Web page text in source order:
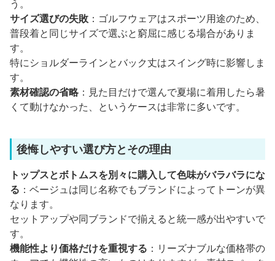
う。
サイズ選びの失敗 ：ゴルフウェアはスポーツ用途のため、
普段着と同じサイズで選ぶと窮屈に感じる場合がありま
す。
特にショルダーラインとバック丈はスイング時に影響しま
す。
素材確認の省略：見た目だけで選んで夏場に着用したら暑
くて動けなかった、というケースは非常に多いです。
後悔しやすい選び方とその理由
トップスとボトムスを別々に購入して色味がバラバラにな
る ：ベージュは同じ名称でもブランドによってトーンが異
なります。
セットアップや同ブランドで揃えると統一感が出やすいで
す。
機能性より価格だけを重視する ：リーズナブルな価格帯の